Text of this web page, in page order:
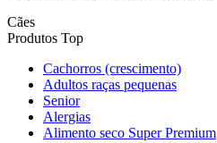
Cães
Produtos Top
Cachorros (crescimento)
Adultos raças pequenas
Senior
Alergias
Alimento seco Super Premium